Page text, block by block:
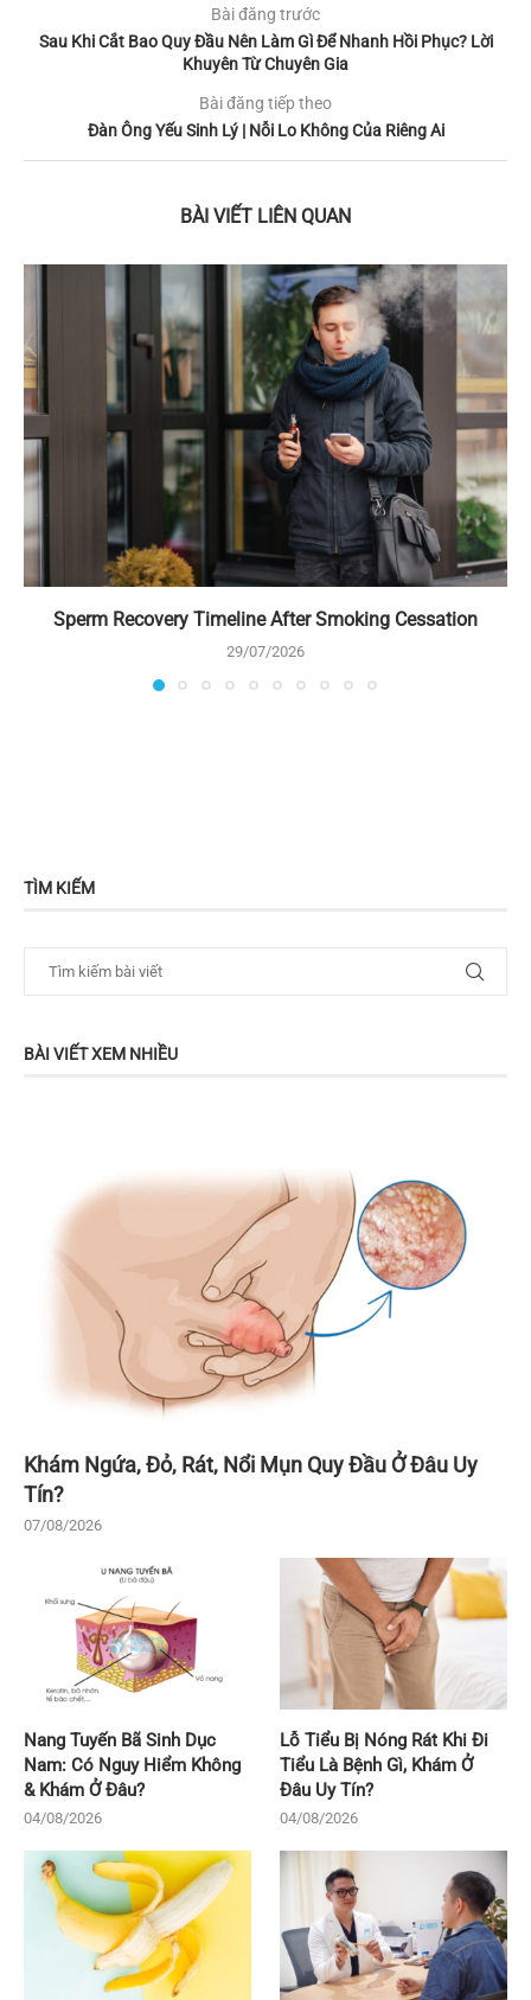
Bài đăng trước
Sau Khi Cắt Bao Quy Đầu Nên Làm Gì Để Nhanh Hồi Phục? Lời
Khuyên Từ Chuyên Gia
Bài đăng tiếp theo
Đàn Ông Yếu Sinh Lý | Nỗi Lo Không Của Riêng Ai
BÀI VIẾT LIÊN QUAN
Sperm Recovery Timeline After Smoking Cessation
29/07/2026
TÌM KIẾM
BÀI VIẾT XEM NHIỀU
Khám Ngứa, Đỏ, Rát, Nổi Mụn Quy Đầu Ở Đâu Uy
Tín?
07/08/2026
Nang Tuyến Bã Sinh Dục
Nam: Có Nguy Hiểm Không
& Khám Ở Đâu?
04/08/2026
Lỗ Tiểu Bị Nóng Rát Khi Đi
Tiểu Là Bệnh Gì, Khám Ở
Đâu Uy Tín?
04/08/2026